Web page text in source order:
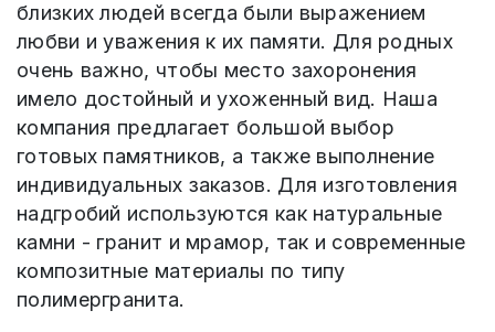
близких людей всегда были выражением
любви и уважения к их памяти. Для родных
очень важно, чтобы место захоронения
имело достойный и ухоженный вид. Наша
компания предлагает большой выбор
готовых памятников, а также выполнение
индивидуальных заказов. Для изготовления
надгробий используются как натуральные
камни - гранит и мрамор, так и современные
композитные материалы по типу
полимергранита.